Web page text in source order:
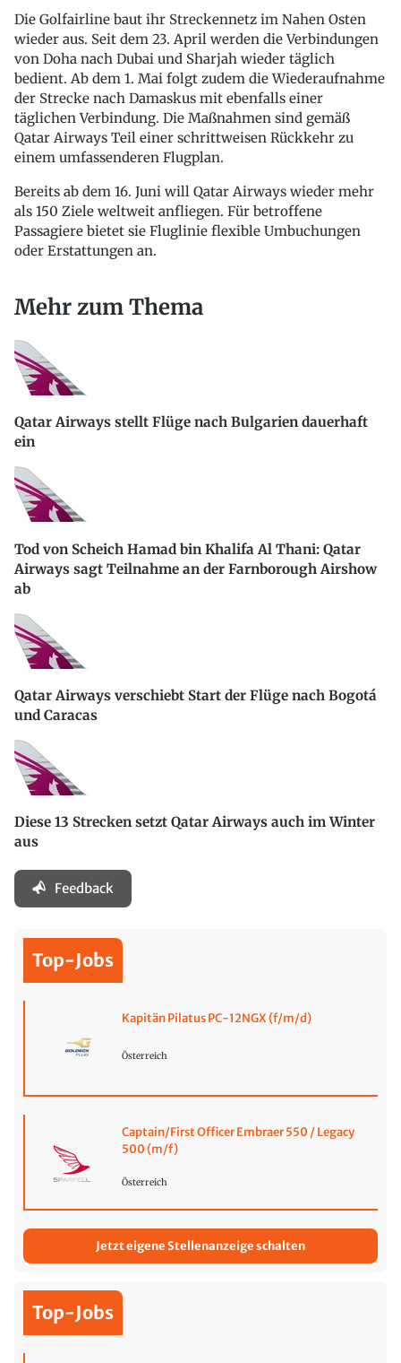
Die Golfairline baut ihr Streckennetz im Nahen Osten
wieder aus. Seit dem 23. April werden die Verbindungen
von Doha nach Dubai und Sharjah wieder täglich
bedient. Ab dem 1. Mai folgt zudem die Wiederaufnahme
der Strecke nach Damaskus mit ebenfalls einer
täglichen Verbindung. Die Maßnahmen sind gemäß
Qatar Airways Teil einer schrittweisen Rückkehr zu
einem umfassenderen Flugplan.
Bereits ab dem 16. Juni will Qatar Airways wieder mehr
als 150 Ziele weltweit anfliegen. Für betroffene
Passagiere bietet sie Fluglinie flexible Umbuchungen
oder Erstattungen an.
Mehr zum Thema
Qatar Airways stellt Flüge nach Bulgarien dauerhaft
ein
Tod von Scheich Hamad bin Khalifa Al Thani: Qatar
Airways sagt Teilnahme an der Farnborough Airshow
ab
Qatar Airways verschiebt Start der Flüge nach Bogotá
und Caracas
Diese 13 Strecken setzt Qatar Airways auch im Winter
aus
Feedback
Top-Jobs
Kapitän Pilatus PC-12NGX (f/m/d)
Österreich
Captain/First Officer Embraer 550 / Legacy
500 (m/f)
Österreich
Jetzt eigene Stellenanzeige schalten
Top-Jobs